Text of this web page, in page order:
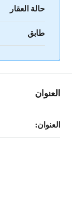
حالة العقار
طابق
العنوان
العنوان: